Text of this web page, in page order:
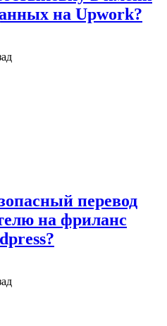
на Upwork?
перевод
на фриланс